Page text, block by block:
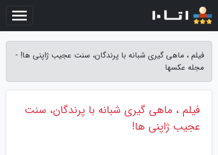
فیلم ، ماهی گیری شبانه با پرندگان، سنت عجیب ژاپنی ها! -
مجله عکسها
فیلم ، ماهی گیری شبانه با پرندگان، سنت
عجیب ژاپنی ها!